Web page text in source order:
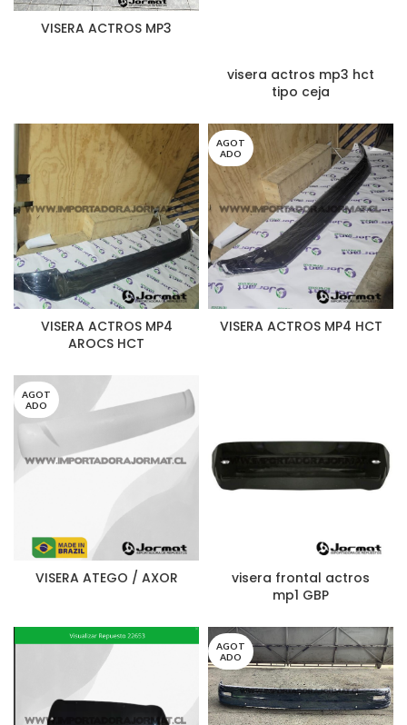
VISERA ACTROS MP3
visera actros mp3 hct
tipo ceja
VISERA ACTROS MP4
AROCS HCT
AGOT
ADO
VISERA ACTROS MP4 HCT
AGOT
ADO
VISERA ATEGO / AXOR
visera frontal actros
mp1 GBP
AGOT
ADO